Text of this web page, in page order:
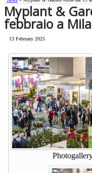
Myplant &
febbraio a
13 February 2025